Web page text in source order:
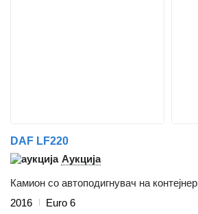
DAF LF220
Аукција
Камион со автоподигнувач на контејнер
2016
Euro 6